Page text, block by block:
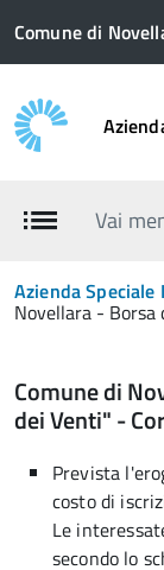
Comune di
Vai
Azienda
Novellara - Borsa
Comune di
dei Venti" -
Prevista
costo di
Le
secondo lo